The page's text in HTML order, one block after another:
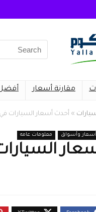
for:
مقارنة أسعار
» أحدث أسعار السيارات في مصر –
أسعار وأسواق معلومات عامه
السيارات في